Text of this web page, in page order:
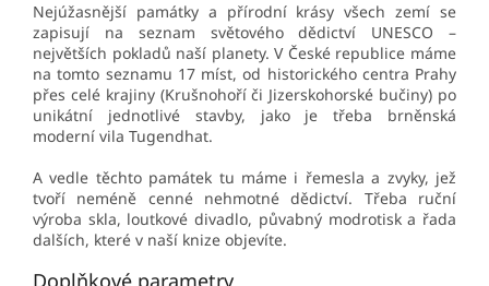
Nejúžasnější památky a přírodní krásy všech zemí se
zapisují na seznam světového dědictví UNESCO –
největších pokladů naší planety. V České republice máme
na tomto seznamu 17 míst, od historického centra Prahy
přes celé krajiny (Krušnohoří či Jizerskohorské bučiny) po
unikátní jednotlivé stavby, jako je třeba brněnská
moderní vila Tugendhat.
A vedle těchto památek tu máme i řemesla a zvyky, jež
tvoří neméně cenné nehmotné dědictví. Třeba ruční
výroba skla, loutkové divadlo, půvabný modrotisk a řada
dalších, které v naší knize objevíte.
Doplňkové parametry